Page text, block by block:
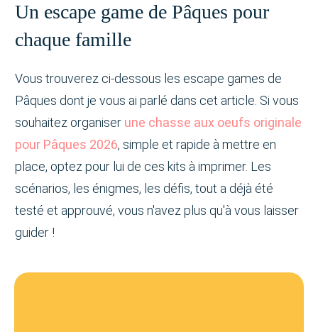
Un escape game de Pâques pour
chaque famille
Vous trouverez ci-dessous les escape games de
Pâques dont je vous ai parlé dans cet article. Si vous
souhaitez organiser une chasse aux oeufs originale
pour Pâques 2026, simple et rapide à mettre en
place, optez pour lui de ces kits à imprimer. Les
scénarios, les énigmes, les défis, tout a déjà été
testé et approuvé, vous n'avez plus qu'à vous laisser
guider !